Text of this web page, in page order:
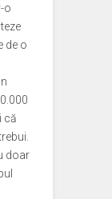
o
de o
că
doar